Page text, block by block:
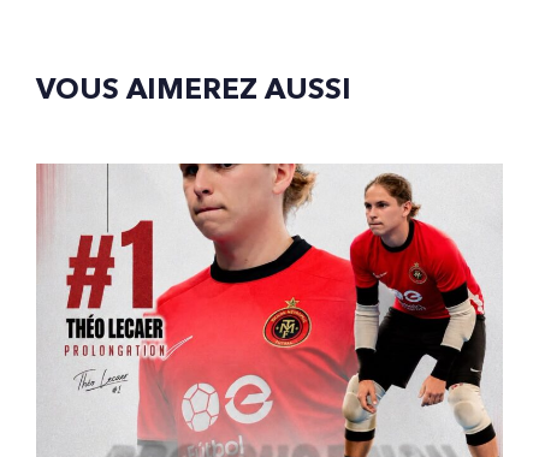
VOUS AIMEREZ AUSSI